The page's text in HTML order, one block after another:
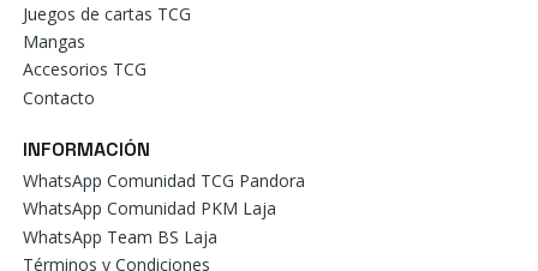
Juegos de cartas TCG
Mangas
Accesorios TCG
Contacto
INFORMACIÓN
WhatsApp Comunidad TCG Pandora
WhatsApp Comunidad PKM Laja
WhatsApp Team BS Laja
Términos y Condiciones